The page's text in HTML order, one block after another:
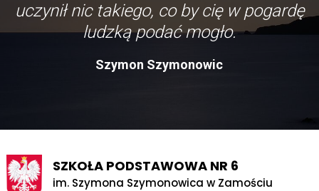
uczynił nic takiego, co by cię w pogardę
ludzką podać mogło.
Szymon Szymonowic
SZKOŁA PODSTAWOWA NR 6
im. Szymona Szymonowica w Zamościu